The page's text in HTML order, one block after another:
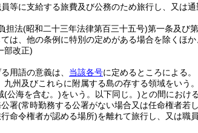
等に支給する旅費及び公務のため旅行し、又は
担法(昭和二十三年法律第百三十五号)第一条及び
は、他の条例に特別の定めがある場合を除くほか
部改正)
用語の意義は、 当該各号に定めるところによる。
九州及びこれらに附属する島の存する領域をいう
(公海を含む。)をいう。以下同じ。)との間におけ
署(常時勤務する公署がない場合又は任命権者若
命令権者が認める場所)を離れて旅行し、又は職